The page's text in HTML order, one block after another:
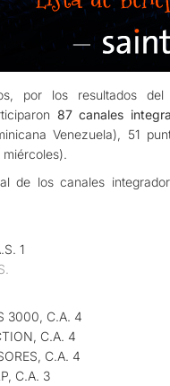
por los resultados
87 canales
Venezuela), 51
de los canales
1
3000, C.A. 4
C.A. 4
C.A. 4
C.A. 3